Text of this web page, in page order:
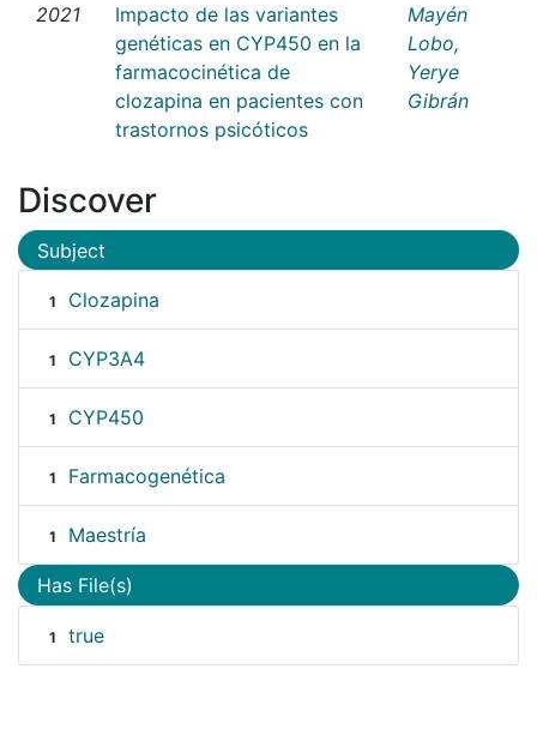
2021
Impacto de las variantes
genéticas en CYP450 en la
farmacocinética de
clozapina en pacientes con
trastornos psicóticos
Mayén
Lobo,
Yerye
Gibrán
Discover
Subject
1 Clozapina
1 CYP3A4
1 CYP450
1 Farmacogenética
1 Maestría
Has File(s)
1 true